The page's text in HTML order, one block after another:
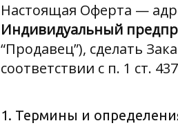
Настоящая Оферта —
Индивидуальный
“Продавец”), сделать
соответствии с п. 1 ст.
1. Термины и